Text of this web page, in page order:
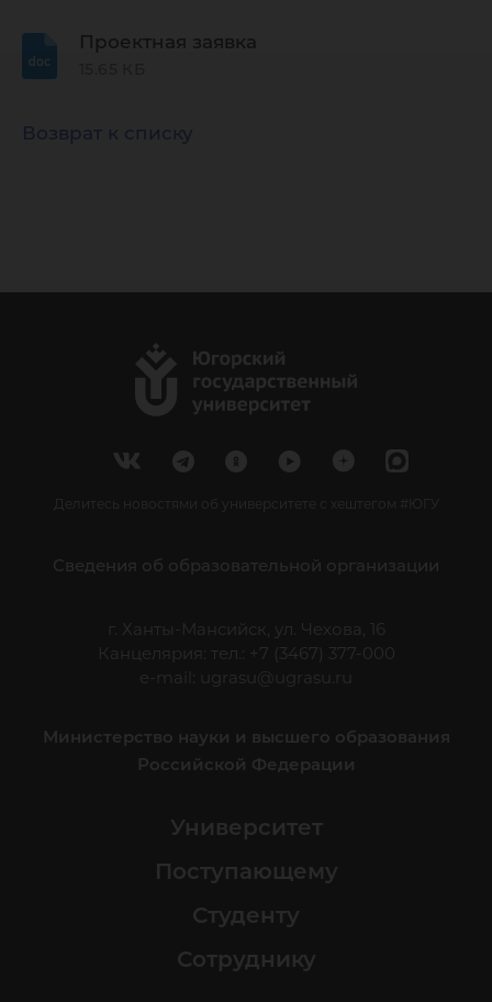
Проектная заявка
Возврат к списку
Делитесь новостями об университете с хештегом #ЮГУ
Сведения об образовательной организации
г. Ханты-Мансийск, ул. Чехова, 16
Канцелярия: тел.: +7 (3467) 377-000
e-mail:
ugrasu@ugrasu.ru
Министерство науки и высшего образования
Российской Федерации
Университет
Поступающему
Студенту
Сотруднику